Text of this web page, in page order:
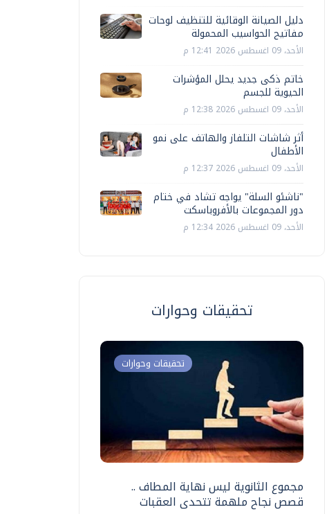
دليل الصيانة الوقائية للتنظيف لوحات
مفاتيح الحواسيب المحمولة
الأحد، 09 اغسطس 2026 12:41 م
خاتم ذكى جديد يحلل المؤشرات
الحيوية للجسم
الأحد، 09 اغسطس 2026 12:38 م
أثر شاشات التلفاز والهاتف على نمو
الأطفال
الأحد، 09 اغسطس 2026 12:37 م
"ناشئو السلة" يواجه تشاد في ختام
دور المجموعات بالأفروباسكت
الأحد، 09 اغسطس 2026 12:34 م
تحقيقات وحوارات
تحقيقات وحوارات
مجموع الثانوية ليس نهاية المطاف ..
قصص نجاح ملهمة تتحدى العقبات